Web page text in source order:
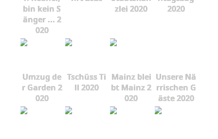
bin kein S
änger ... 2
020
zlei 2020
2020
Umzug de
r Garden 2
020
Tschüss Ti
ll 2020
Mainz blei
bt Mainz 2
020
Unsere Nä
rrischen G
äste 2020